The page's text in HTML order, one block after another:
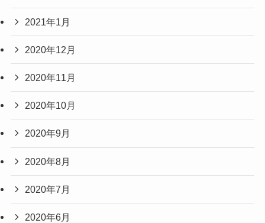
2021年1月
2020年12月
2020年11月
2020年10月
2020年9月
2020年8月
2020年7月
2020年6月